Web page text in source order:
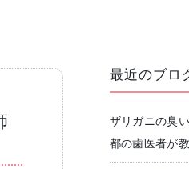
最近のブロ
ザリガニの臭
都の歯医者が